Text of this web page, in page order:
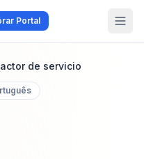
Portal
de servicio